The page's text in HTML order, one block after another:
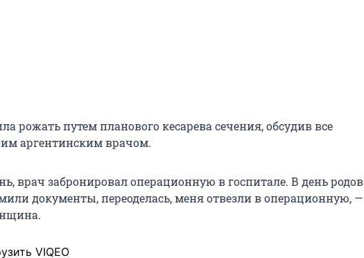
рожать путем планового кесарева сечения, обсудив все
аргентинским врачом.
врач забронировал операционную в госпитале. В день родов
документы, переоделась, меня отвезли в операционную, —
VIQEO